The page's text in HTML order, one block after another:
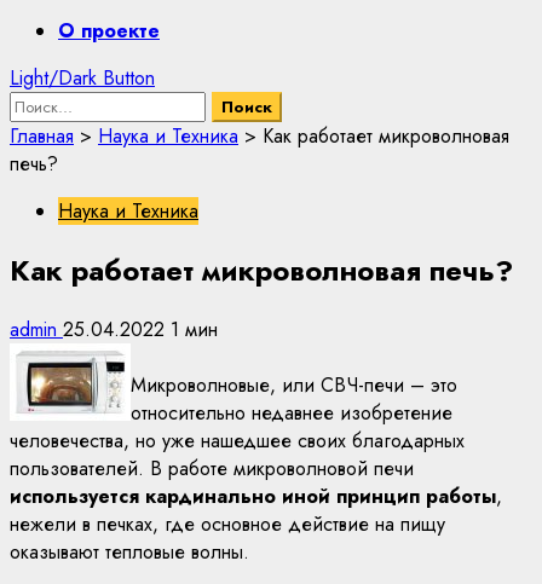
PrimaryО проекте
Light/Dark Button
Найти:
Главная > Наука и Техника > Как работает микроволновая
печь?
Наука и Техника
Как работает микроволновая печь?
admin 25.04.2022 1 мин
Микроволновые, или СВЧ-печи – это
относительно недавнее изобретение
человечества, но уже нашедшее своих благодарных
пользователей. В работе микроволновой печи
используется кардинально иной принцип работы,
нежели в печках, где основное действие на пищу
оказывают тепловые волны.